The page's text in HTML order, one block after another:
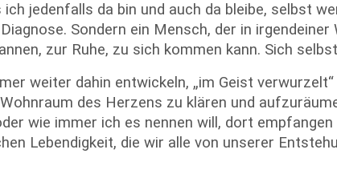
jedenfalls da bin und auch da bleibe, selbst
Sondern ein Mensch, der in
zur Ruhe, zu sich kommen kann. Sich
weiter dahin entwickeln, „im Geist
des Herzens zu klären und
wie immer ich es nennen will, dort
Lebendigkeit, die wir alle von unserer